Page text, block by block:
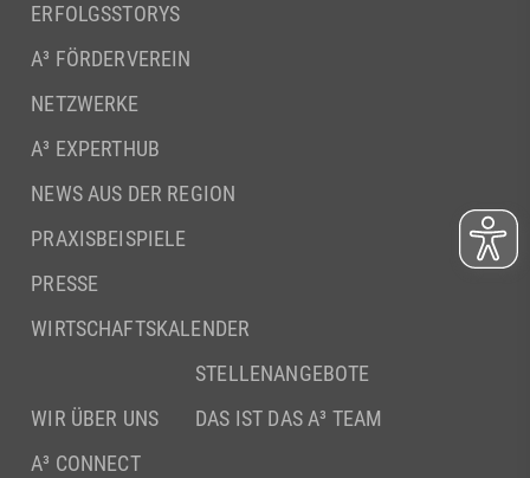
ERFOLGSSTORYS
A³ FÖRDERVEREIN
NETZWERKE
A³ EXPERTHUB
NEWS AUS DER REGION
PRAXISBEISPIELE
PRESSE
WIRTSCHAFTSKALENDER
WIR ÜBER UNS
STELLENANGEBOTE
DAS IST DAS A³ TEAM
A³ CONNECT